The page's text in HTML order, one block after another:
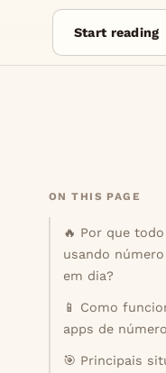
Start reading
ON THIS PAGE
🔥 Por que
usando
em dia?
📱 Como
apps de
🎯 Principais